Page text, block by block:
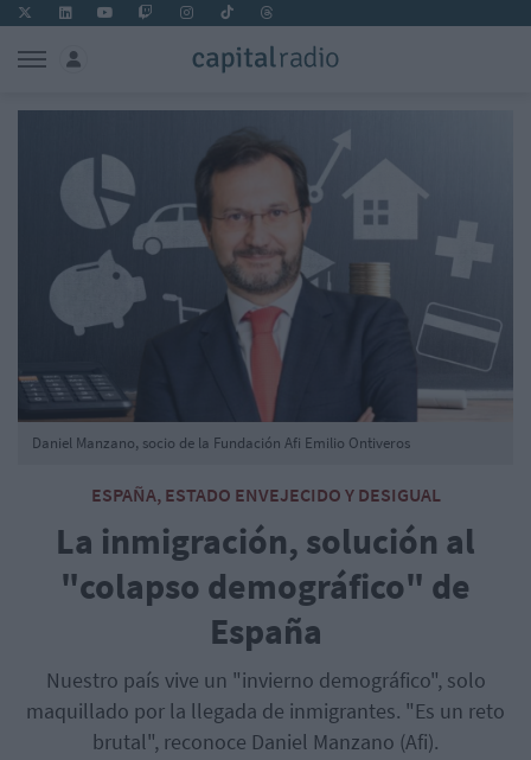
ESPAÑA, ESTADO ENVEJECIDO Y DESIGUAL
La inmigración, solución al
"colapso demográfico" de
España
Nuestro país vive un "invierno demográfico", solo
maquillado por la llegada de inmigrantes. "Es un reto
brutal", reconoce Daniel Manzano (Afi).
Daniel Manzano, socio de la Fundación Afi Emilio Ontiveros